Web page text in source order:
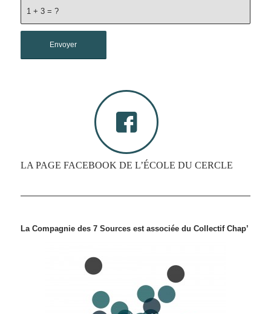
1 + 3 = ?
LA PAGE FACEBOOK DE L’ÉCOLE DU CERCLE
La Compagnie des 7 Sources est associée du Collectif Chap’